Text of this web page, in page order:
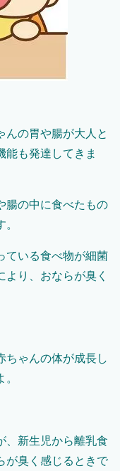
んの胃や腸が大人と
能も発達してきま
腸の中に食べたもの
ている食べ物が細菌
り、おならが臭く
ちゃんの体が成長し
、新生児から離乳食
が臭く感じるときで